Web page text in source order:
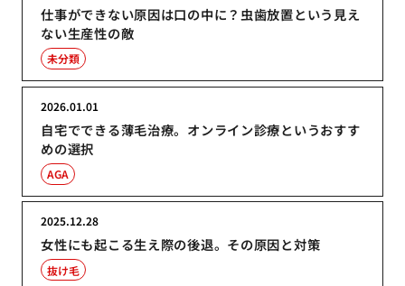
仕事ができない原因は口の中に？虫歯放置という見え
ない生産性の敵
未分類
自宅でできる薄毛治療。オンライン診療というおすす
めの選択
2026.01.01
AGA
女性にも起こる生え際の後退。その原因と対策
2025.12.28
抜け毛